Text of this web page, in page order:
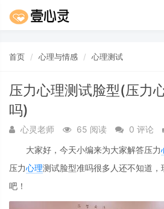
首页 心理与情感 心理测试
压力心理测试脸型(压力
吗)
心灵老师 65 阅读 0 评论
大家好，今天小编来为大家解答压力
压力心理测试脸型准吗很多人还不知道
吧！